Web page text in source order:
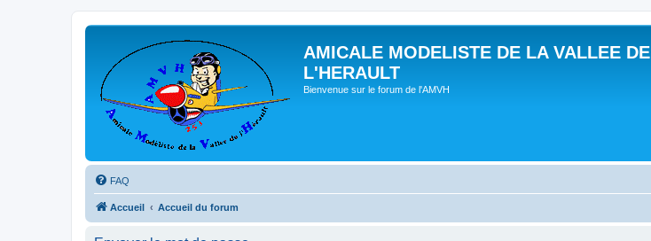
AMICALE MODELISTE DE LA VALLEE DE
L'HERAULT
Bienvenue sur le forum de l'AMVH
FAQ
Accueil Accueil du forum